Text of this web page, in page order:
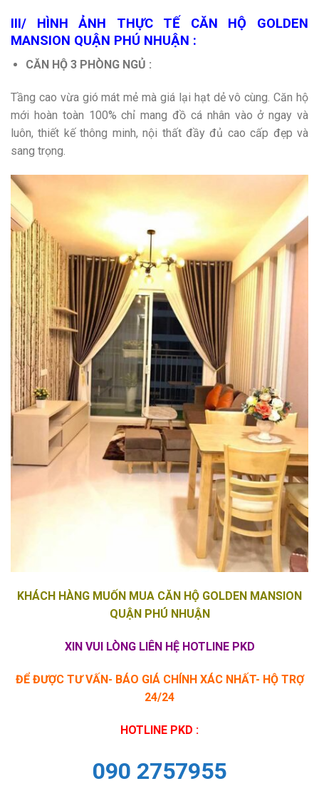
III/ HÌNH ẢNH THỰC TẾ CĂN HỘ GOLDEN
MANSION QUẬN PHÚ NHUẬN :
CĂN HỘ 3 PHÒNG NGỦ :
Tầng cao vừa gió mát mẻ mà giá lại hạt dẻ vô cùng. Căn hộ
mới hoàn toàn 100% chỉ mang đồ cá nhân vào ở ngay và
luôn, thiết kế thông minh, nội thất đầy đủ cao cấp đẹp và
sang trọng.
KHÁCH HÀNG MUỐN MUA CĂN HỘ GOLDEN MANSION
QUẬN PHÚ NHUẬN
XIN VUI LÒNG LIÊN HỆ HOTLINE PKD
ĐỂ ĐƯỢC TƯ VẤN- BÁO GIÁ CHÍNH XÁC NHẤT- HỘ TRỢ
24/24
HOTLINE PKD :
090 2757955